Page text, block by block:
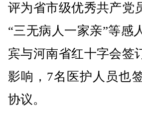
评为省市级优秀共产党
“三无病人一家亲”等感
宾与河南省红十字会签
影响，7名医护人员也
协议。